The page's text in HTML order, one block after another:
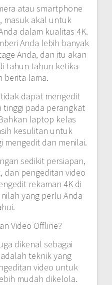
atau smartphone
masuk akal untuk
dalam kualitas 4K.
Anda lebih banyak
Anda, dan itu akan
tahun-tahun ketika
berita lama.
dapat mengedit
tinggi pada perangkat
laptop kelas
kesulitan untuk
mengedit dan menilai.
sedikit persiapan,
dan pengeditan video
rekaman 4K di
yang perlu Anda
Video Offline?
dikenal sebagai
teknik yang
video untuk
mudah dikelola.